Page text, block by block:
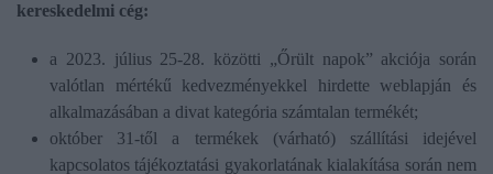
kereskedelmi cég:
a 2023. július 25-28. közötti „Őrült napok” akciója során
valótlan mértékű kedvezményekkel hirdette weblapján és
alkalmazásában a divat kategória számtalan termékét;
október 31-től a termékek (várható) szállítási idejével
kapcsolatos tájékoztatási gyakorlatának kialakítása során nem